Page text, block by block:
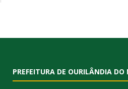
PREFEITURA DE OURILÂNDIA DO